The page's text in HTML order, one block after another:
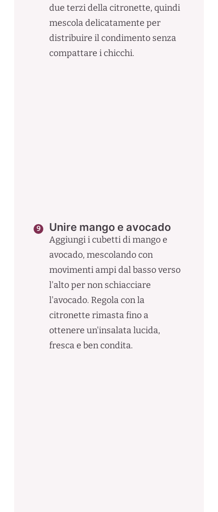
due terzi della citronette, quindi
mescola delicatamente per
distribuire il condimento senza
compattare i chicchi.
Unire mango e avocado
Aggiungi i cubetti di mango e
avocado, mescolando con
movimenti ampi dal basso verso
l'alto per non schiacciare
l'avocado. Regola con la
citronette rimasta fino a
ottenere un'insalata lucida,
fresca e ben condita.